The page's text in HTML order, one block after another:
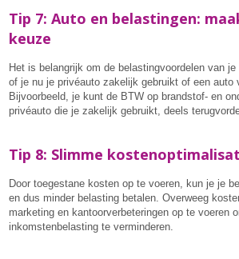
Tip 7: Auto en belastingen:
keuze
Het is belangrijk om de belastingvoordelen van je
of je nu je privéauto zakelijk gebruikt of een auto
Bijvoorbeeld, je kunt de BTW op brandstof- en
privéauto die je zakelijk gebruikt, deels
Tip 8: Slimme
Door toegestane kosten op te voeren, kun je je
en dus minder belasting betalen. Overweeg
marketing en kantoorverbeteringen op te voeren
inkomstenbelasting te verminderen.